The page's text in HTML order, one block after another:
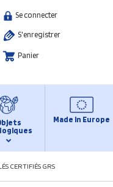
Se connecter
S'enregistrer
Panier
Made in Europe
CERTIFIÉS GRS